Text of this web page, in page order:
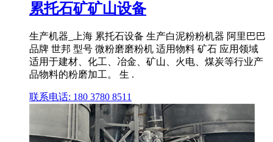
累托石矿矿山设备
生产机器_上海 累托石设备 生产白泥粉粉机器 阿里巴巴
品牌 世邦 型号 微粉磨磨粉机 适用物料 矿石 应用领域
适用于建材、化工、冶金、矿山、火电、煤炭等行业产
品物料的粉磨加工。 生 .
联系电话: 180 3780 8511